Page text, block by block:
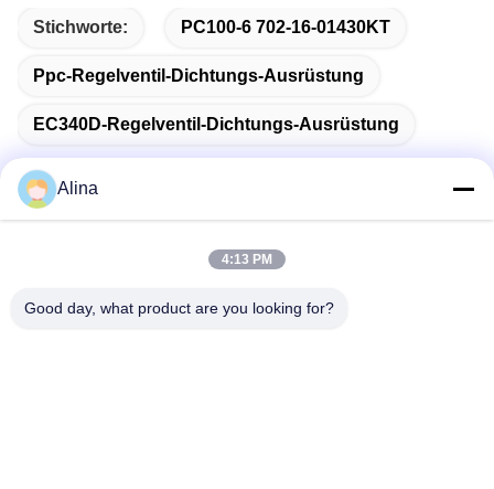
Stichworte: PC100-6 702-16-01430KT
Ppc-Regelventil-Dichtungs-Ausrüstung
EC340D-Regelventil-Dichtungs-Ausrüstung
Schnelle Kontaktaufnahme
Anschrift
Alina
4:13 PM
Good day, what product are you looking for?